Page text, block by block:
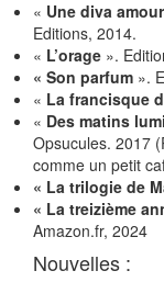
« Une diva
Editions, 2014.
« L’orage ».
« Son parfum ».
« La francisque
« Des matins
Opsucules. 2017
comme un petit
« La trilogie de
« La treizième
Amazon.fr, 2024
Nouvelles :